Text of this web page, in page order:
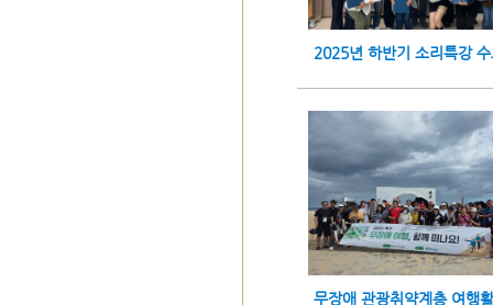
2025년 하반기 소리특강